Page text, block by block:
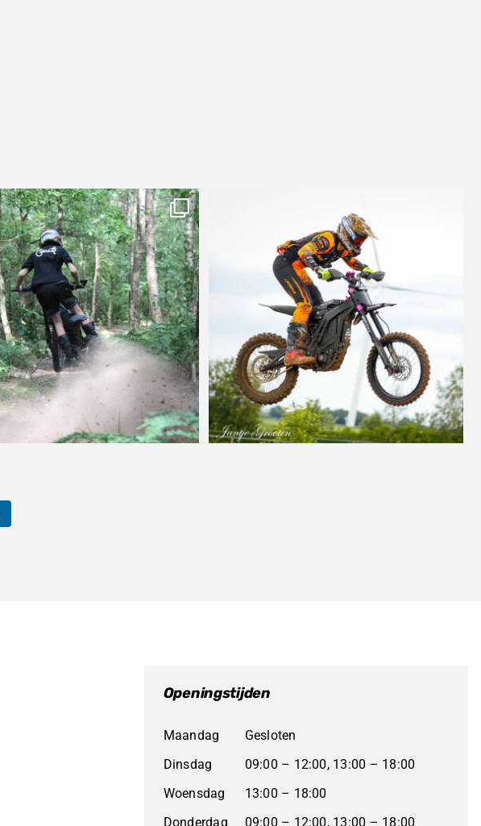
Openingstijden
Maandag
Gesloten
Dinsdag
09:00 – 12:00, 13:00 – 18:00
Woensdag
13:00 – 18:00
Donderdag
09:00 – 12:00, 13:00 – 18:00